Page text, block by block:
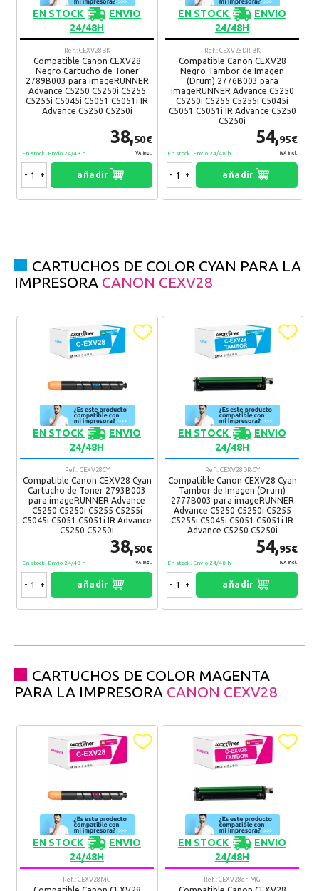
EN STOCK
ENVIO
24/48H
Ref.: CEXV28BK
Compatible Canon CEXV28
Negro Cartucho de Toner
2789B003 para imageRUNNER
Advance C5250 C5250i C5255
C5255i C5045i C5051 C5051i IR
Advance C5250 C5250i
38,50€
IVA Incl.
En stock. Envío 24/48 h
- + añadir
EN STOCK
ENVIO
24/48H
Ref.: CEXV28DR-BK
Compatible Canon CEXV28
Negro Tambor de Imagen
(Drum) 2776B003 para
imageRUNNER Advance C5250
C5250i C5255 C5255i C5045i
C5051 C5051i IR Advance C5250
C5250i
54,95€
IVA Incl.
En stock. Envío 24/48 h
- + añadir
CARTUCHOS DE COLOR CYAN PARA LA
IMPRESORA CANON CEXV28
EN STOCK
ENVIO
24/48H
Ref.: CEXV28CY
Compatible Canon CEXV28 Cyan
Cartucho de Toner 2793B003
para imageRUNNER Advance
C5250 C5250i C5255 C5255i
C5045i C5051 C5051i IR Advance
C5250 C5250i
38,50€
IVA Incl.
En stock. Envío 24/48 h
- + añadir
EN STOCK
ENVIO
24/48H
Ref.: CEXV28DR-CY
Compatible Canon CEXV28 Cyan
Tambor de Imagen (Drum)
2777B003 para imageRUNNER
Advance C5250 C5250i C5255
C5255i C5045i C5051 C5051i IR
Advance C5250 C5250i
54,95€
IVA Incl.
En stock. Envío 24/48 h
- + añadir
CARTUCHOS DE COLOR MAGENTA
PARA LA IMPRESORA CANON CEXV28
EN STOCK
ENVIO
24/48H
Ref.: CEXV28MG
EN STOCK
ENVIO
24/48H
Ref.: CEXV28dr-MG